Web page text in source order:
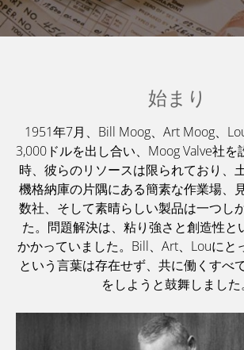
始まり
1951年7月、Bill Moog、Art Moog、
3,000ドルを出し合い、Moog Valve社を
時、彼らのリソースは限られており、
機格納庫の片隅にある簡素な作業場、
数社、そして素晴らしい製品は一つし
た。問題解決は、粘り強さと創造性と
かかっていました。Bill、Art、Louにと
という言葉は存在せず、共に働くすべ
をしようと鼓舞しました。